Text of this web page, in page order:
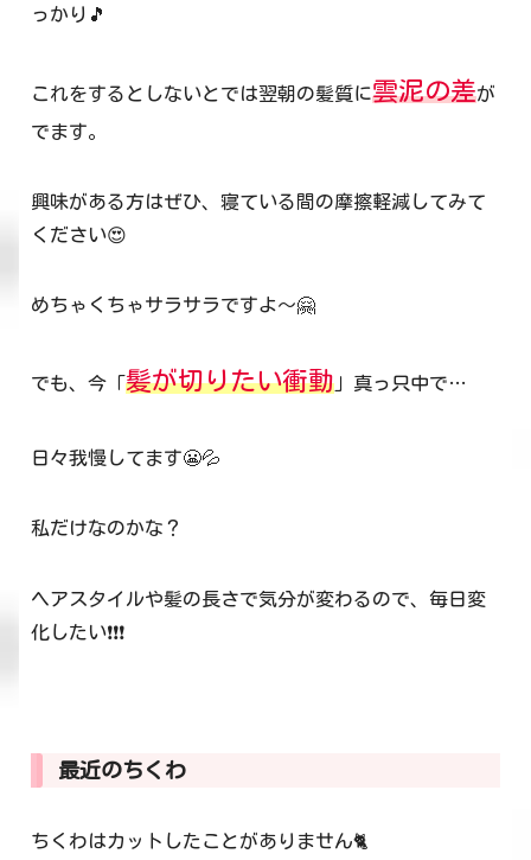
っかり🎵
これをするとしないとでは翌朝の髪質に雲泥の差が
でます。
興味がある方はぜひ、寝ている間の摩擦軽減してみて
ください😍
めちゃくちゃサラサラですよ～🤗
でも、今「髪が切りたい衝動 」真っ只中で…
日々我慢してます😬💦
私だけなのかな？
ヘアスタイルや髪の長さで気分が変わるので、毎日変
化したい❗❗❗
最近のちくわ
ちくわはカットしたことがありません🐈